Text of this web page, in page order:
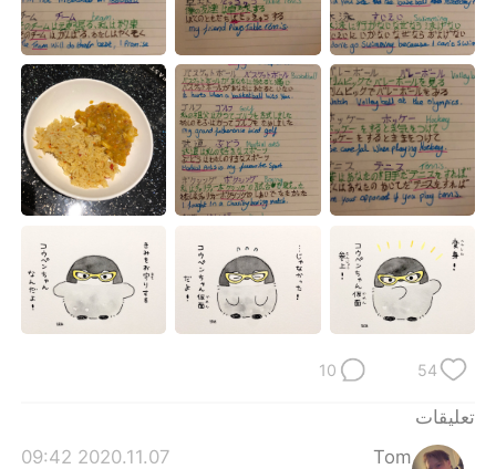
54
10
تعليقات
Tom
2020.11.07 09:42